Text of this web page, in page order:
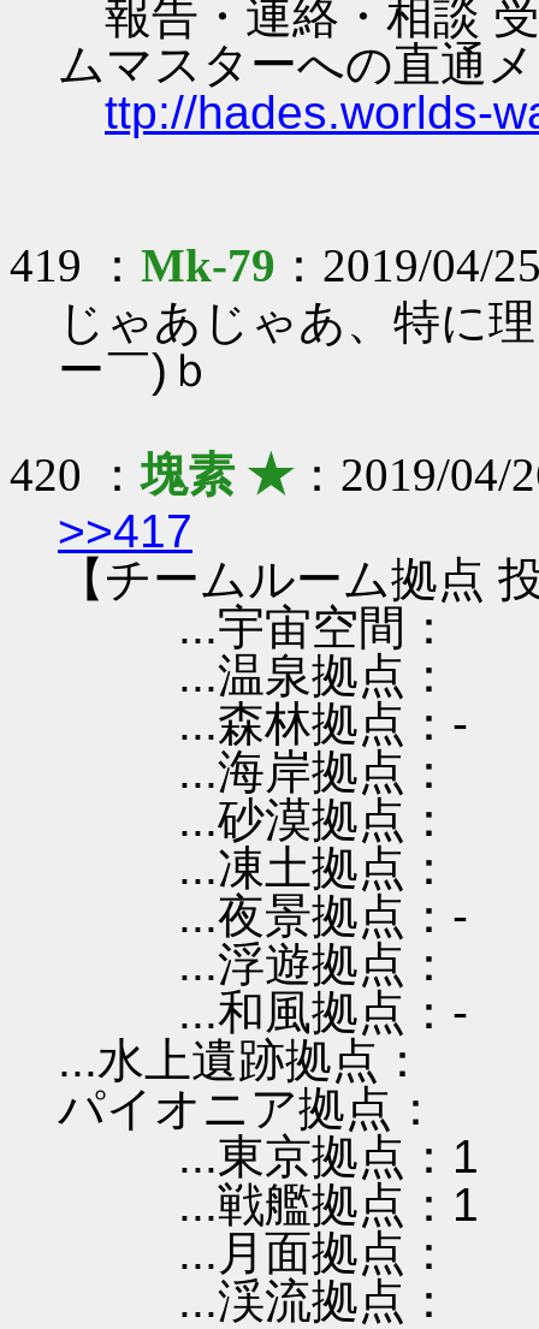
報告・連絡・相談
ムマスターへの直通
ttp://hades.worlds-
419 ： Mk-79 ：2019/04/
じゃあじゃあ、特に
ー￣)ｂ
420 ：塊素 ★：2019/04/
>>417
【チームルーム拠点
...宇宙空間：
...温泉拠点：
...森林拠点：-
...海岸拠点：
...砂漠拠点：
...凍土拠点：
...夜景拠点：-
...浮遊拠点：
...和風拠点：-
...水上遺跡拠点：
パイオニア拠点：
...東京拠点：1
...戦艦拠点：1
...月面拠点：
...渓流拠点：